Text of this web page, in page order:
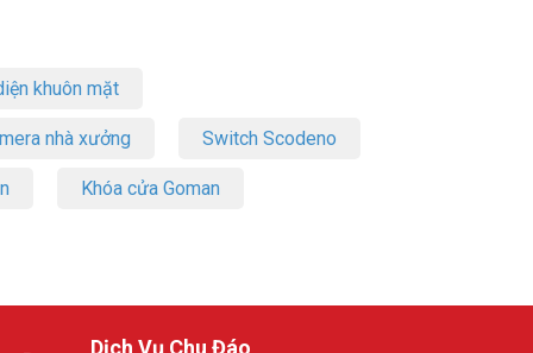
cao.
2 năm,
khuôn mặt
nhà xưởng Switch Scodeno
Khóa cửa Goman
Dịch Vụ Chu Đáo